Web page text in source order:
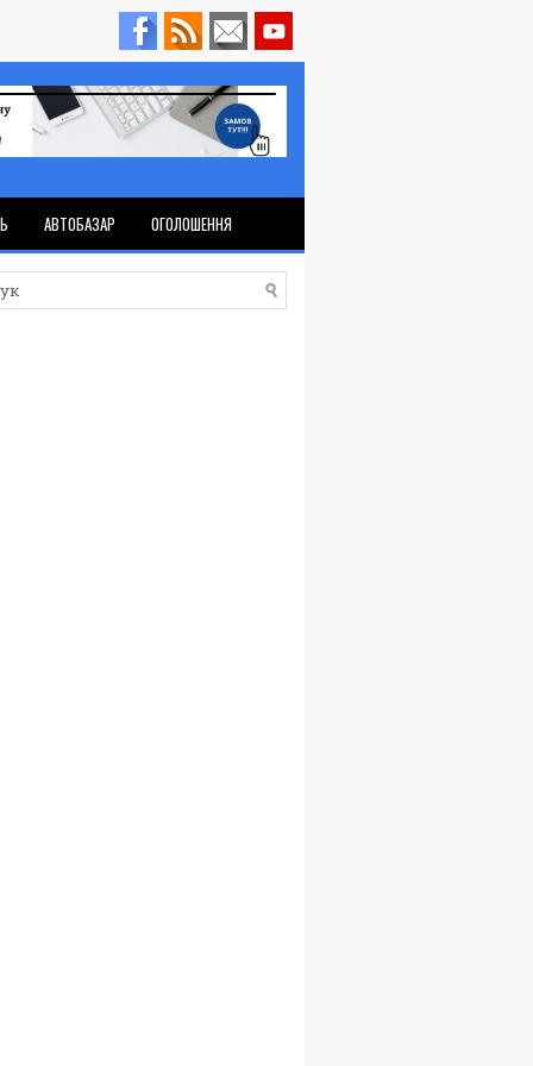
АВТОБАЗАР ОГОЛОШЕННЯ